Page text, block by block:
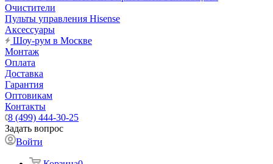
Очистители
Пульты управления Hisense
Аксессуары
Шоу-рум в Москве
Монтаж
Оплата
Доставка
Гарантия
Оптовикам
Контакты
8 (499) 444-30-25
Задать вопрос
Войти